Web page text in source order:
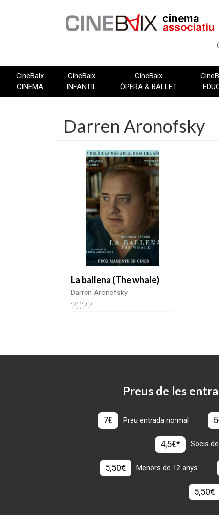
CineBaix
CINEMA
CineBaix
INFANTIL
CineBaix
ÒPERA & BALLET
Darren Aronofsky
La ballena (The whale)
Darren Aronofsky
2022
Preus de les
7€ Preu entrada normal
4,5€* Socis
5,50€ Menors de 12 anys
5,50€